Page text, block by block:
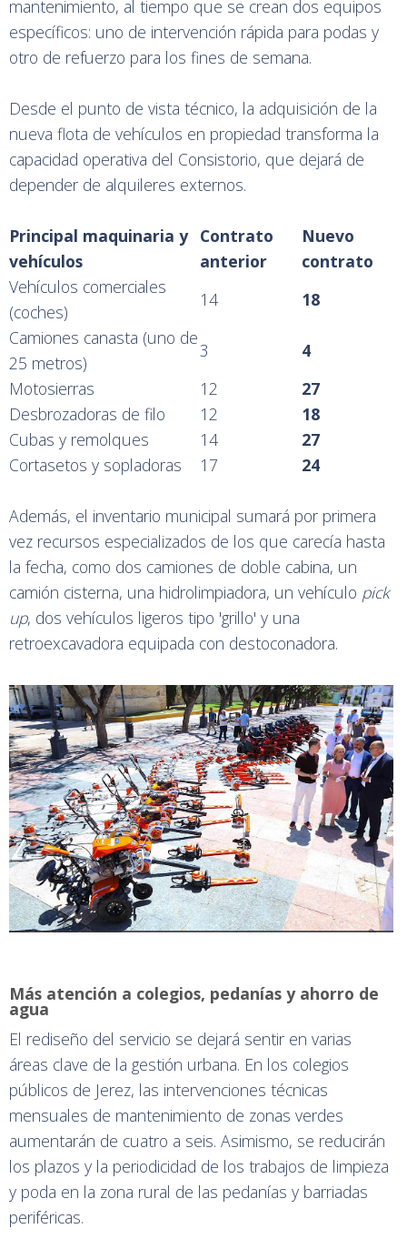
mantenimiento, al tiempo que se crean dos equipos
específicos: uno de intervención rápida para podas y
otro de refuerzo para los fines de semana.
Desde el punto de vista técnico, la adquisición de la
nueva flota de vehículos en propiedad transforma la
capacidad operativa del Consistorio, que dejará de
depender de alquileres externos.
Principal maquinaria y
vehículos
Contrato
anterior
Nuevo
contrato
Vehículos comerciales
(coches)
14
18
Camiones canasta (uno de
25 metros)
3
4
Motosierras
12
27
Desbrozadoras de filo
12
18
Cubas y remolques
14
27
Cortasetos y sopladoras
17 24
Además, el inventario municipal sumará por primera
vez recursos especializados de los que carecía hasta
la fecha, como dos camiones de doble cabina, un
camión cisterna, una hidrolimpiadora, un vehículo pick
up, dos vehículos ligeros tipo 'grillo' y una
retroexcavadora equipada con destoconadora.
Más atención a colegios, pedanías y ahorro de
agua
El rediseño del servicio se dejará sentir en varias
áreas clave de la gestión urbana. En los colegios
públicos de Jerez, las intervenciones técnicas
mensuales de mantenimiento de zonas verdes
aumentarán de cuatro a seis. Asimismo, se reducirán
los plazos y la periodicidad de los trabajos de limpieza
y poda en la zona rural de las pedanías y barriadas
periféricas.